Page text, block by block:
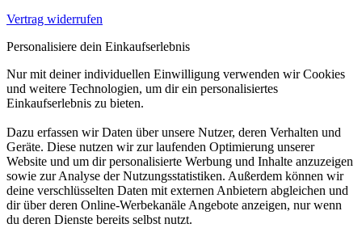
Vertrag widerrufen
Personalisiere dein Einkaufserlebnis
Nur mit deiner individuellen Einwilligung verwenden wir Cookies
und weitere Technologien, um dir ein personalisiertes
Einkaufserlebnis zu bieten.
Dazu erfassen wir Daten über unsere Nutzer, deren Verhalten und
Geräte. Diese nutzen wir zur laufenden Optimierung unserer
Website und um dir personalisierte Werbung und Inhalte anzuzeigen
sowie zur Analyse der Nutzungsstatistiken. Außerdem können wir
deine verschlüsselten Daten mit externen Anbietern abgleichen und
dir über deren Online-Werbekanäle Angebote anzeigen, nur wenn
du deren Dienste bereits selbst nutzt.